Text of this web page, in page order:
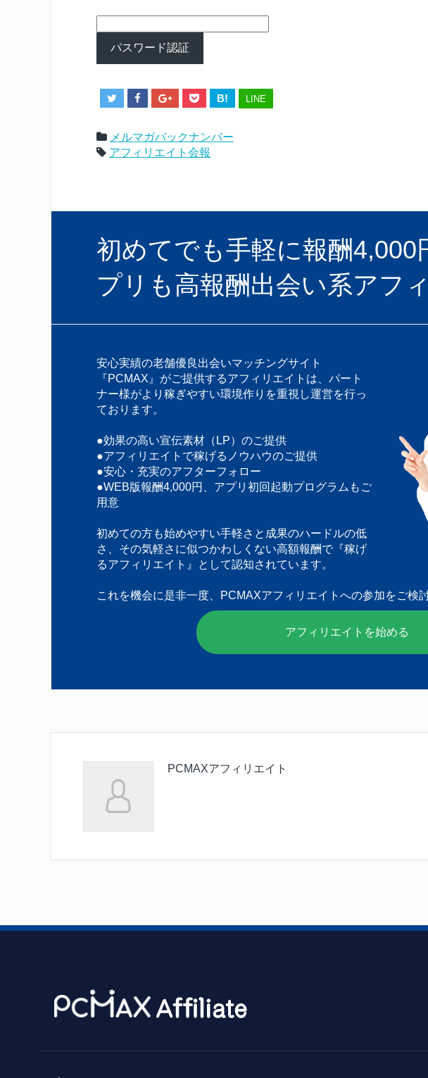
B! LINE
メルマガバックナンバー
アフィリエイト会報
初めてでも手軽に報酬4,000
プリも高報酬出会い系アフ
安心実績の老舗優良出会いマッチングサイト
『PCMAX』がご提供するアフィリエイトは、パート
ナー様がより稼ぎやすい環境作りを重視し運営を行っ
ております。
●効果の高い宣伝素材（LP）のご提供
●アフィリエイトで稼げるノウハウのご提供
●安心・充実のアフターフォロー
●WEB版報酬4,000円、アプリ初回起動プログラムもご
用意
初めての方も始めやすい手軽さと成果のハードルの低
さ、その気軽さに似つかわしくない高額報酬で『稼げ
るアフィリエイト』として認知されています。
これを機会に是非一度、PCMAXアフィリエイトへの参加をご検討
アフィリエイトを始める
PCMAXアフィリエイト